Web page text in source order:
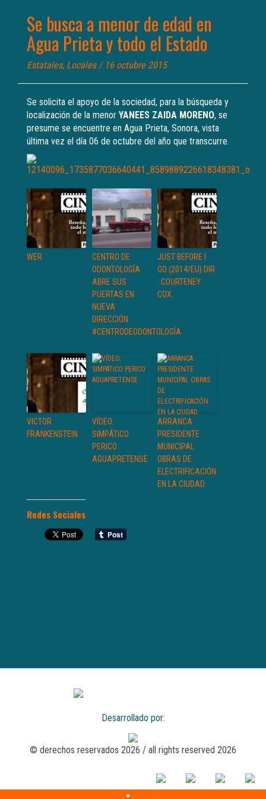
Se busca a menor de edad en
Agua Prieta y todo el Estado
Estatales, Locales/ 16 octubre 2015
Se solicita el apoyo de la sociedad, para la búsqueda y
localización de la menor YANEES ZAIDA MORENO, se
presume se encuentre en Agua Prieta, Sonora, vista
última vez el día 06 de octubre del año que transcurre.
WER
CENTRO DE
ODONTOLOGÍA
ABRE SUS
PUERTAS EN
NUEVA
DIRECCIÓN
#CENTRODEODONTOLOGÍA
JUST BEFORE I
GO (2014/EU) DIR
: COURTENEY
COX.
VICTOR
FRANKENSTEIN
VÍDEO:
SIMPÁTICO
PERICO
AGUAPRETENSE
ARRANCA
PRESIDENTE
MUNICIPAL
OBRAS DE
ELECTRIFICACIÓN
EN LA CIUDAD.
Redes Sociales
Desarrollado por:
© derechos reservados 2026 / all rights reserved 2026